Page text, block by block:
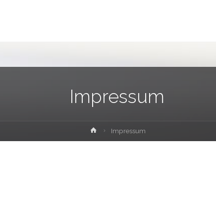
Impressum
HomeImpressum